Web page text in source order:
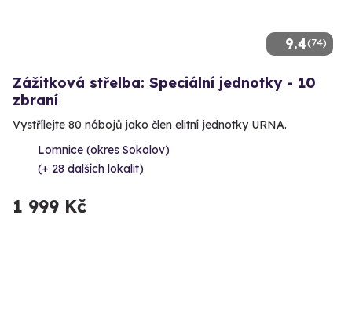
9.4(74)
Zážitková střelba: Speciální jednotky - 10
zbraní
Vystřílejte 80 nábojů jako člen elitní jednotky URNA.
Lomnice (okres Sokolov)
(+ 28 dalších lokalit)
1 999 Kč